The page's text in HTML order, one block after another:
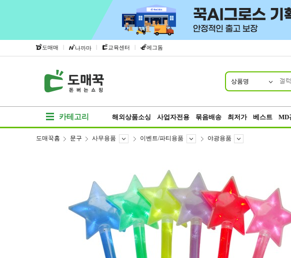
도매매 | 나까마 | 교육센터 | 에그돔
상품명
카테고리 해외상품소싱 사업자전용 묶음배송 최저가 베스트 MD
도매꾹홈 문구 사무용품 이벤트/파티용품 야광용품